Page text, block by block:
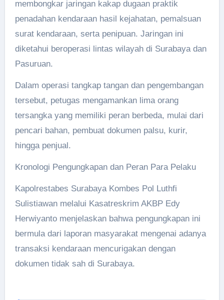
membongkar jaringan kakap dugaan praktik
penadahan kendaraan hasil kejahatan, pemalsuan
surat kendaraan, serta penipuan. Jaringan ini
diketahui beroperasi lintas wilayah di Surabaya dan
Pasuruan.
Dalam operasi tangkap tangan dan pengembangan
tersebut, petugas mengamankan lima orang
tersangka yang memiliki peran berbeda, mulai dari
pencari bahan, pembuat dokumen palsu, kurir,
hingga penjual.
Kronologi Pengungkapan dan Peran Para Pelaku
Kapolrestabes Surabaya Kombes Pol Luthfi
Sulistiawan melalui Kasatreskrim AKBP Edy
Herwiyanto menjelaskan bahwa pengungkapan ini
bermula dari laporan masyarakat mengenai adanya
transaksi kendaraan mencurigakan dengan
dokumen tidak sah di Surabaya.